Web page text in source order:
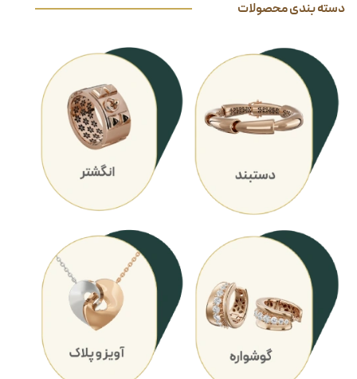
دسته بندی محصولات